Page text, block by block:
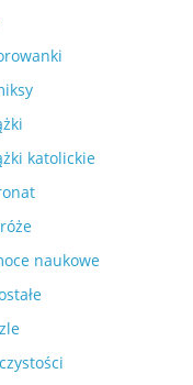
katolickie
naukowe